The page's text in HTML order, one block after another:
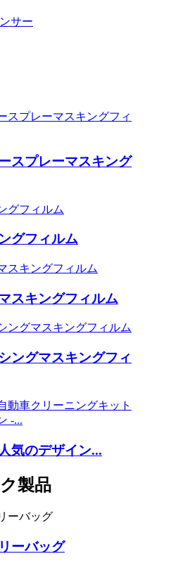
サー
スプレーマスキング
グフィルム
スキングフィルム
ングマスキングフィ
気のデザイン...
製品
ーバッグ